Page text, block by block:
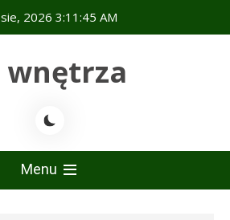
2026 3:11:46 AM
wnętrza
Menu